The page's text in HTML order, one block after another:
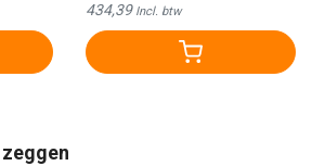
434,39 Incl. btw